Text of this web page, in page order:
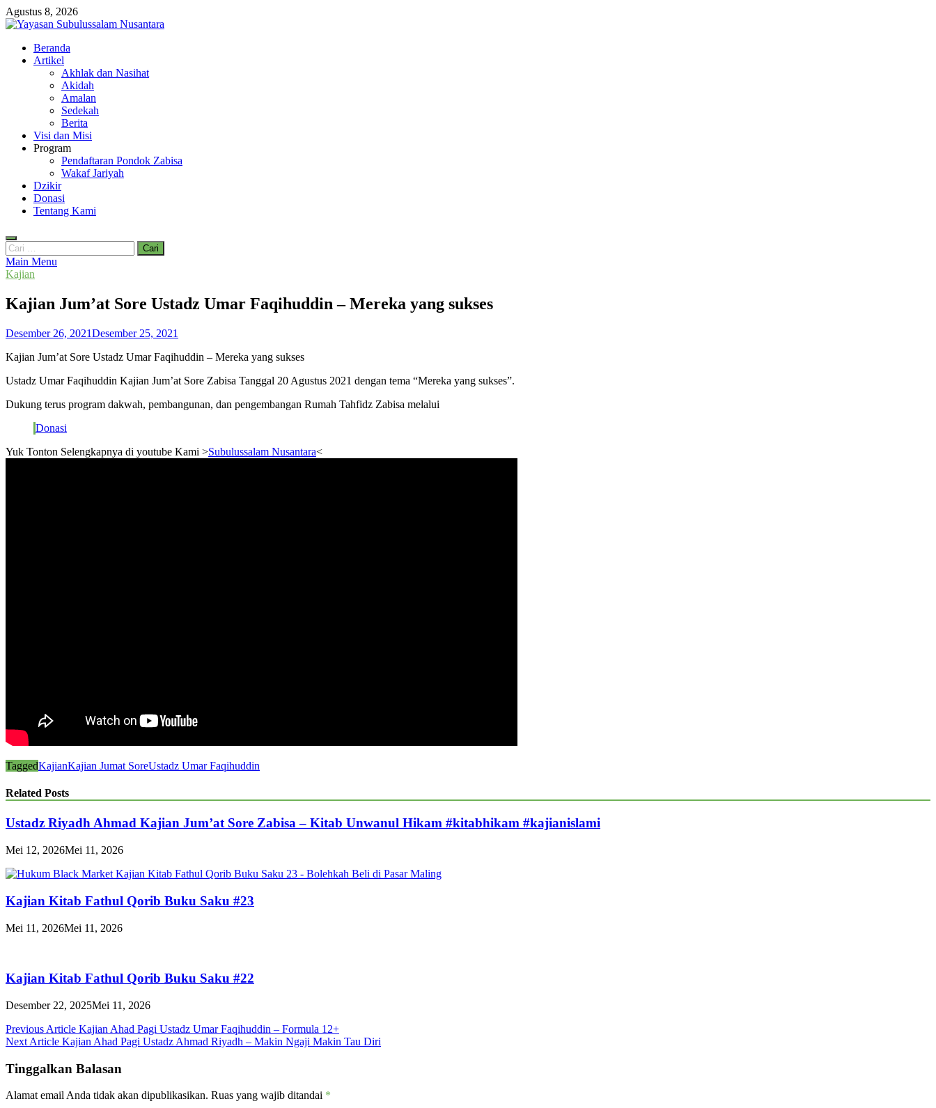
Skip
to
Agustus 8, 2026
Yayasan Subulussalam Nusantara
Yayasan Subulussalam Nusantara – Rumah Tahfidz Zabisa (Zaid bin Tsabit) Temanggung – Tebar Manfaat untuk Ummat
Beranda
Artikel
Akhlak dan Nasihat
Akidah
Amalan
Sedekah
Berita
Visi dan Misi
Program
Pendaftaran Pondok Zabisa
Wakaf Jariyah
Dzikir
Donasi
Tentang Kami
Cari
untuk:
Main Menu
Kajian
Kajian Jum’at Sore Ustadz Umar Faqihuddin – Mereka yang sukses
Desember 26, 2021Desember 25, 2021
Kajian Jum’at Sore Ustadz Umar Faqihuddin – Mereka yang sukses
Ustadz Umar Faqihuddin Kajian Jum’at Sore Zabisa Tanggal 20 Agustus 2021 dengan tema “Mereka yang sukses”.
Dukung terus program dakwah, pembangunan, dan pengembangan Rumah Tahfidz Zabisa melalui
Donasi
Yuk Tonton Selengkapnya di youtube Kami >Subulussalam Nusantara<
TaggedKajianKajian Jumat SoreUstadz Umar Faqihuddin
Related Posts
Ustadz Riyadh Ahmad Kajian Jum’at Sore Zabisa – Kitab Unwanul Hikam #kitabhikam #kajianislami
Mei 12, 2026Mei 11, 2026
Kajian Kitab Fathul Qorib Buku Saku #23
Mei 11, 2026Mei 11, 2026
Kajian Kitab Fathul Qorib Buku Saku #22
Desember 22, 2025Mei 11, 2026
Navigasi
pos
Previous Article Kajian Ahad Pagi Ustadz Umar Faqihuddin – Formula 12+
Next Article Kajian Ahad Pagi Ustadz Ahmad Riyadh – Makin Ngaji Makin Tau Diri
Tinggalkan Balasan
Alamat email Anda tidak akan dipublikasikan. Ruas yang wajib ditandai *